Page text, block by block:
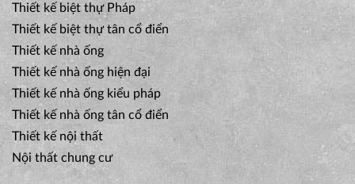
Thiết kế biệt thự Pháp
Thiết kế biệt thự tân cổ điển
Thiết kế nhà ống
Thiết kế nhà ống hiện đại
Thiết kế nhà ống kiểu pháp
Thiết kế nhà ống tân cổ điển
Thiết kế nội thất
Nội thất chung cư